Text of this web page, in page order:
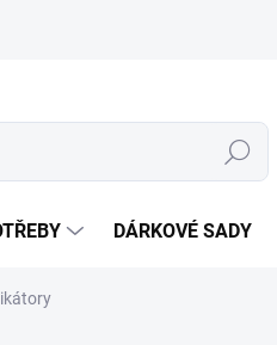
Hledat
DÁRKOVÉ SADY